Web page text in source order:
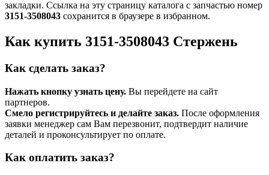
закладки. Ссылка на эту страницу каталога с запчастью номер
3151-3508043 сохранится в браузере в избранном.
Как купить 3151-3508043 Стержень
Как сделать заказ?
Нажать кнопку узнать цену. Вы перейдете на сайт
партнеров.
Смело регистрируйтесь и делайте заказ. После оформления
заявки менеджер сам Вам перезвонит, подтвердит наличие
деталей и проконсультирует по оплате.
Как оплатить заказ?